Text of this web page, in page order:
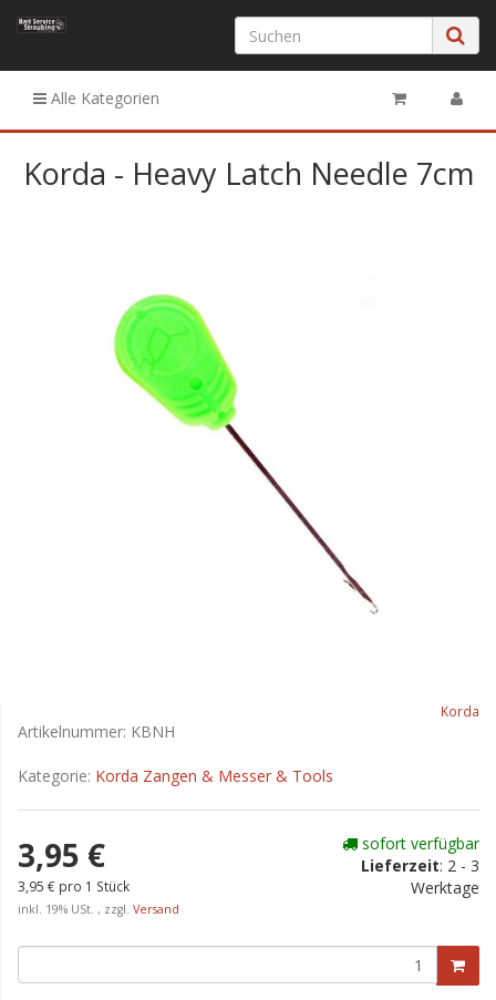
Alle Kategorien
Korda - Heavy Latch Needle 7cm
Korda
Artikelnummer: KBNH
Kategorie: Korda Zangen & Messer & Tools
3,95 €
3,95 € pro 1 Stück
inkl. 19% USt. , zzgl. Versand
sofort verfügbar
Lieferzeit: 2 - 3
Werktage